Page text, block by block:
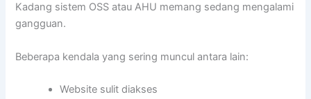
Kadang sistem OSS atau AHU memang sedang mengalami
gangguan.
Beberapa kendala yang sering muncul antara lain:
Website sulit diakses